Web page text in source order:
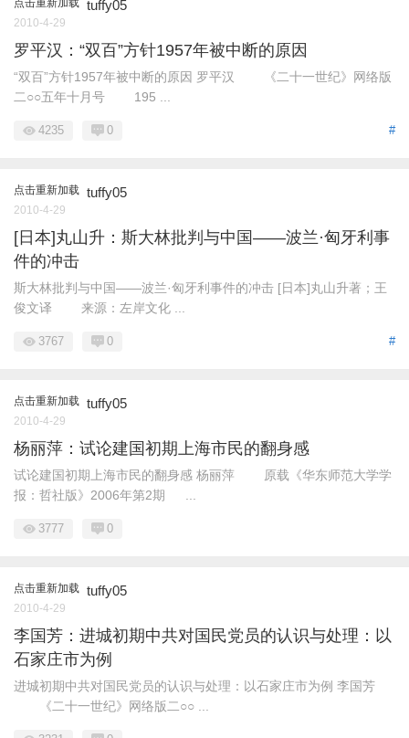
点击重新加载 tuffy05
2010-4-29
罗平汉：“双百”方针1957年被中断的原因
“双百”方针1957年被中断的原因 罗平汉 《二十一世纪》网络版
二○○五年十月号 195 ...
#
4235 0
点击重新加载 tuffy05
2010-4-29
[日本]丸山升：斯大林批判与中国——波兰·匈牙利事
件的冲击
斯大林批判与中国——波兰·匈牙利事件的冲击 [日本]丸山升著；王
俊文译 来源：左岸文化 ...
#
3767 0
点击重新加载 tuffy05
2010-4-29
杨丽萍：试论建国初期上海市民的翻身感
试论建国初期上海市民的翻身感 杨丽萍 原载《华东师范大学学
报：哲社版》2006年第2期 ...
3777 0
点击重新加载 tuffy05
2010-4-29
李国芳：进城初期中共对国民党员的认识与处理：以
石家庄市为例
进城初期中共对国民党员的认识与处理：以石家庄市为例 李国芳
《二十一世纪》网络版二○○ ...